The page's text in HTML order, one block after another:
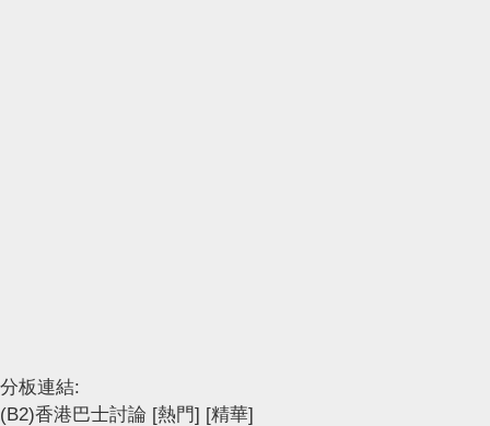
分板連結:
(B2)香港巴士討論 [熱門] [精華]